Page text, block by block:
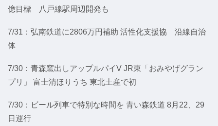
億目標 八戸線駅周辺開発も
7/31：弘南鉄道に2806万円補助 活性化支援協 沿線自治
体
7/30：青森窯出しアップルパイV JR東「おみやげグラン
プリ」 富士清ほりうち 東北土産で初
7/30：ビール列車で特別な時間を 青い森鉄道 8月22、29
日運行